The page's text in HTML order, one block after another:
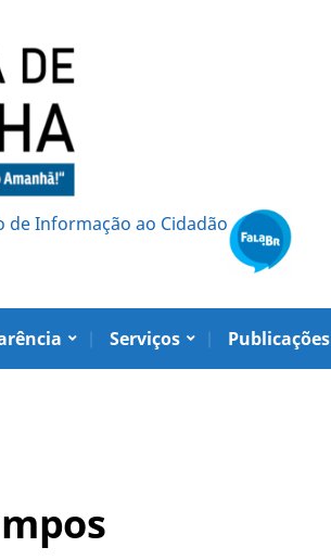
de Informação ao Cidadão
Serviços Publicações